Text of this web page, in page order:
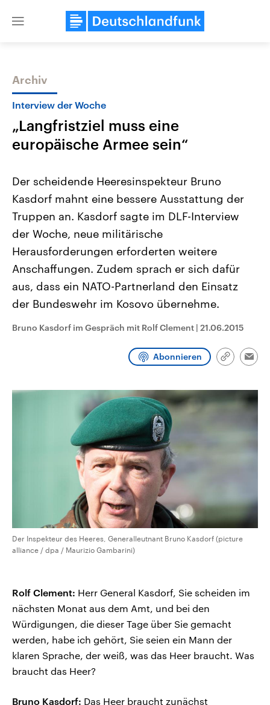
Close
Themen
Landtagswahl Sachsen-Anhalt
2026
Alle Informationen
Sachsen-Anhalt wählt am 6.
September 2026 einen neuen
Landtag. Seit 2021 wird das
Bundesland von einer Koalition aus
CDU, SPD und FDP regiert.-
Umfragen, Prognosen,
Wahlprogramme, aktuelle Berichte
und Hintergründe zu den Parteien
Wahl.
USA
Aktuelle Beiträge,
Wirtschaftlich und
gehören die Vereinigten
den mächtigsten Ländern
mit großem Einfluss auf
Sendungen Programm Podcasts
Archiv
Interview der Woche
„Langfristziel muss eine
europäische Armee sein“
Der scheidende Heeresinspekteur Bruno
Kasdorf mahnt eine bessere Ausstattung der
Truppen an. Kasdorf sagte im DLF-Interview
der Woche, neue militärische
Herausforderungen erforderten weitere
Anschaffungen. Zudem sprach er sich dafür
aus, dass ein NATO-Partnerland den Einsatz
der Bundeswehr im Kosovo übernehme.
Bruno Kasdorf im Gespräch mit Rolf Clement | 21.06.2015
Abonnieren
Link
Der Inspekteur des Heeres, Generalleutnant Bruno Kasdorf (picture
alliance / dpa / Maurizio Gambarini)
Rolf Clement: Herr General Kasdorf, Sie scheiden im
nächsten Monat aus dem Amt, und bei den
Würdigungen, die dieser Tage über Sie gemacht
werden, habe ich gehört, Sie seien ein Mann der
klaren Sprache, der weiß, was das Heer braucht. Was
braucht das Heer?
Bruno Kasdorf: Das Heer braucht zunächst